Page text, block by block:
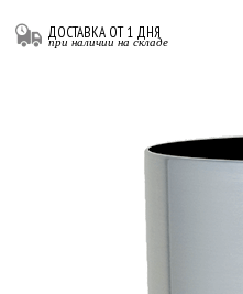
ДОСТАВКА ОТ 1 ДНЯ
при наличии на складе